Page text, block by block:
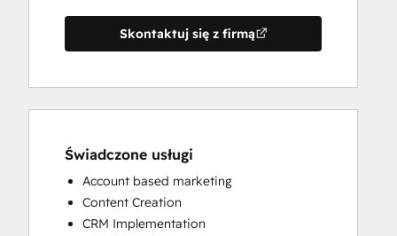
Skontaktuj się z firmą
Świadczone usługi
Account based marketing
Content Creation
CRM Implementation